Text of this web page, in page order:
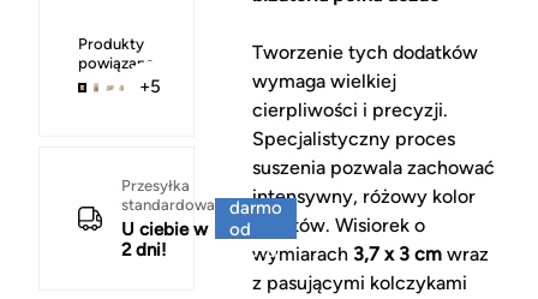
Produkty
powiązane
+5
Przesyłka
standardowa
U ciebie w
2 dni!
darmo
od
150 zł
Tworzenie tych dodatków
wymaga wielkiej
cierpliwości i precyzji.
Specjalistyczny proces
suszenia pozwala zachować
intensywny, różowy kolor
kwiatów. Wisiorek o
wymiarach 3,7 x 3 cmwraz
z pasującymi kolczykami